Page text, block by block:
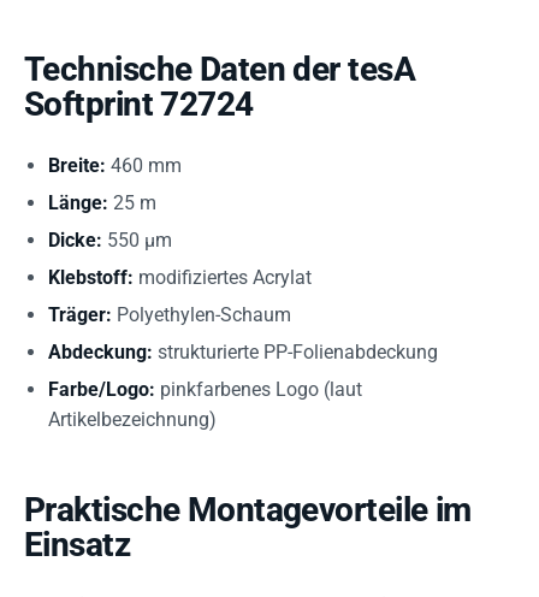
Technische Daten der tesA
Softprint 72724
Breite: 460 mm
Länge: 25 m
Dicke: 550 µm
Klebstoff: modifiziertes Acrylat
Träger: Polyethylen-Schaum
Abdeckung: strukturierte PP-Folienabdeckung
Farbe/Logo: pinkfarbenes Logo (laut
Artikelbezeichnung)
Praktische Montagevorteile im
Einsatz